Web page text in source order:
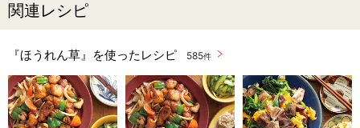
関連レシピ
『ほうれん草』を使ったレシピ 585件